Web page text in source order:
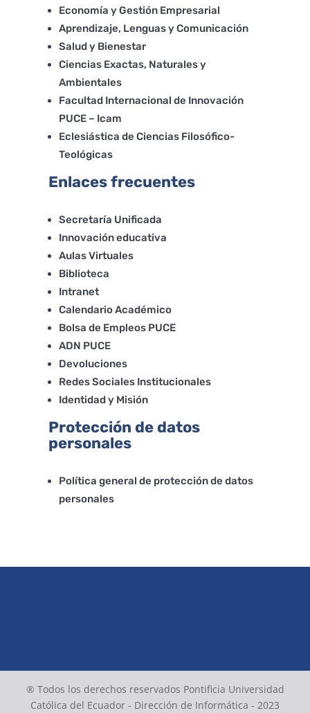
Economía y Gestión Empresarial
Aprendizaje, Lenguas y Comunicación
Salud y Bienestar
Ciencias Exactas, Naturales y
Ambientales
Facultad Internacional de Innovación
PUCE – Icam
Eclesiástica de Ciencias Filosófico-
Teológicas
Enlaces frecuentes
Secretaría Unificada
Innovación educativa
Aulas Virtuales
Biblioteca
Intranet
Calendario Académico
Bolsa de Empleos PUCE
ADN PUCE
Devoluciones
Redes Sociales Institucionales
Identidad y Misión
Protección de datos
personales
Política general de protección de datos
personales
® Todos los derechos reservados Pontificia Universidad
Católica del Ecuador - Dirección de Informática - 2023